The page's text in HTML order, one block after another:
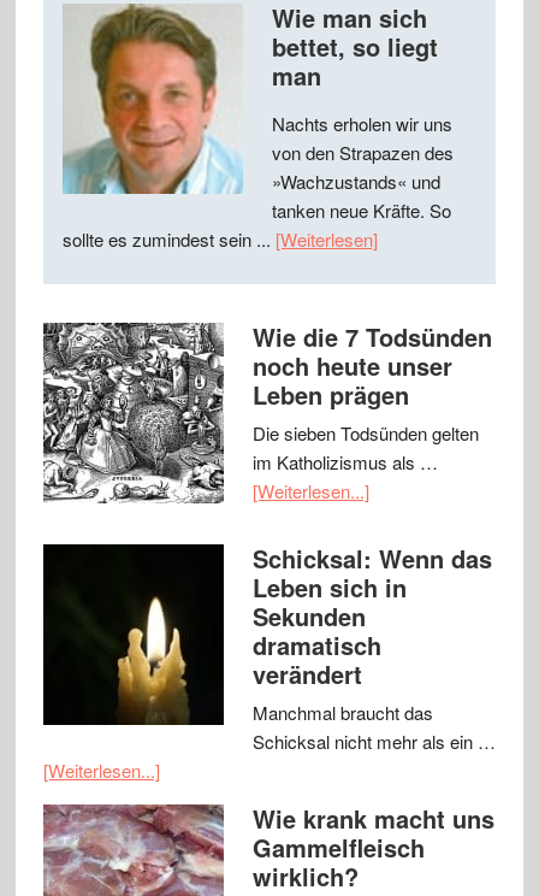
Wie man sich
bettet, so liegt
man
Nachts erholen wir uns
von den Strapazen des
»Wachzustands« und
tanken neue Kräfte. So
sollte es zumindest sein ... [Weiterlesen]
Wie die 7 Todsünden
noch heute unser
Leben prägen
Die sieben Todsünden gelten
im Katholizismus als …
[Weiterlesen...]
Schicksal: Wenn das
Leben sich in
Sekunden
dramatisch
verändert
Manchmal braucht das
Schicksal nicht mehr als ein …
[Weiterlesen...]
Wie krank macht uns
Gammelfleisch
wirklich?